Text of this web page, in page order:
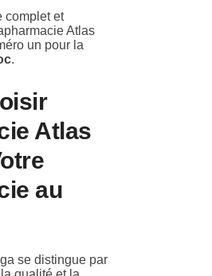
complet et
Atlas
un pour la
.
Atlas
au
se distingue par